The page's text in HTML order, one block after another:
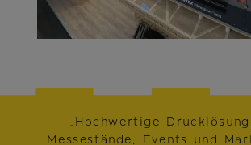
„Hochwertige
Messestände, Events und